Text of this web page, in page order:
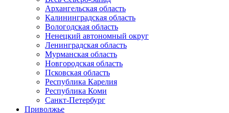
Архангельская область
Калининградская область
Вологодская область
Ненецкий автономный округ
Ленинградская область
Мурманская область
Новгородская область
Псковская область
Республика Карелия
Республика Коми
Санкт-Петербург
Приволжье